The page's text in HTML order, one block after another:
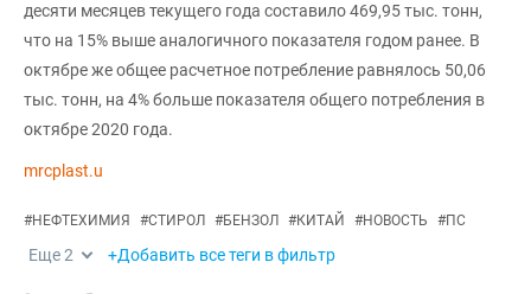
десяти месяцев текущего года составило 469,95 тыс. тонн,
что на 15% выше аналогичного показателя годом ранее. В
октябре же общее расчетное потребление равнялось 50,06
тыс. тонн, на 4% больше показателя общего потребления в
октябре 2020 года.
mrcplast.u
#НЕФТЕХИМИЯ #СТИРОЛ #БЕНЗОЛ #КИТАЙ #НОВОСТЬ #ПС
Еще2 +Добавить все теги в фильтр